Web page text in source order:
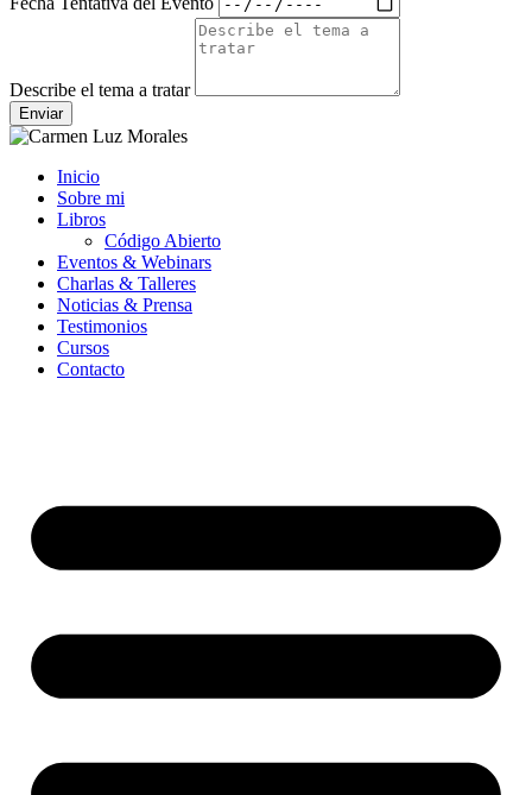
Describe el tema a tratar
Enviar
Inicio
Sobre mi
Libros
Código Abierto
Eventos & Webinars
Charlas & Talleres
Noticias & Prensa
Testimonios
Cursos
Contacto